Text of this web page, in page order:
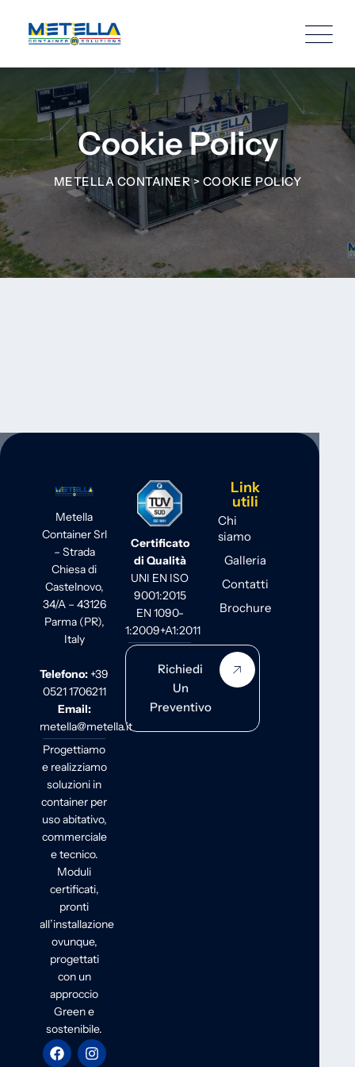
Cookie Policy
METELLA CONTAINER> COOKIE POLICY
Metella
Container Srl
– Strada
Chiesa di
Castelnovo,
34/A – 43126
Parma (PR),
Italy
Telefono:+39
0521 1706211
Email:
metella@metella.it
Progettiamo
e realizziamo
soluzioni in
container per
uso abitativo,
commerciale
e tecnico.
Moduli
certificati,
pronti
all’installazione
ovunque,
progettati
con un
approccio
Green e
sostenibile.
Certificato
di Qualità
UNI EN ISO
9001:2015
EN 1090-
1:2009+A1:2011
Richiedi
Un
Preventivo
Link
utili
Chi
siamo
Galleria
Contatti
Brochure